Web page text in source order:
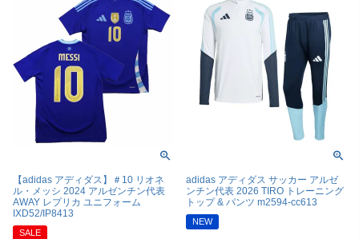
【adidas アディダス】＃10 リオネ
ル・メッシ 2024 アルゼンチン代表
AWAY レプリカ ユニフォーム
IXD52/IP8413
SALE
adidas アディダス サッカー アルゼ
ンチン代表 2026 TIRO トレーニング
トップ & パンツ m2594-cc613
NEW